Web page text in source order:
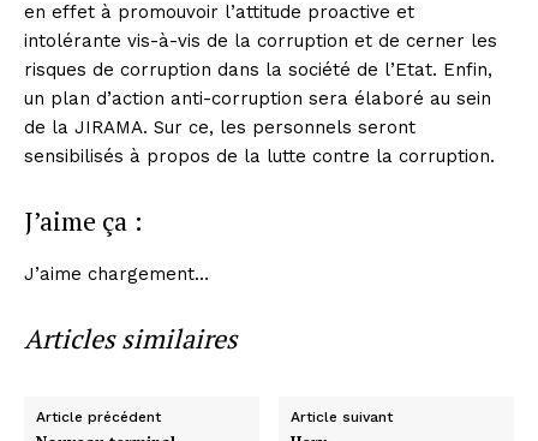
en effet à promouvoir l’attitude proactive et
intolérante vis-à-vis de la corruption et de cerner les
risques de corruption dans la société de l’Etat. Enfin,
un plan d’action anti-corruption sera élaboré au sein
de la JIRAMA. Sur ce, les personnels seront
sensibilisés à propos de la lutte contre la corruption.
J’aime ça :
J’aime chargement…
Articles similaires
Article précédent Article suivant